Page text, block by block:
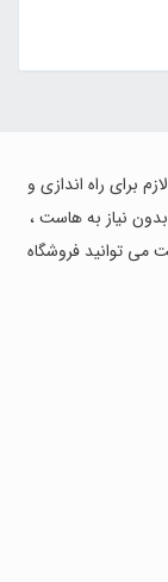
برای راه اندازی و
نیاز به هاست ،
می توانید فروشگاه